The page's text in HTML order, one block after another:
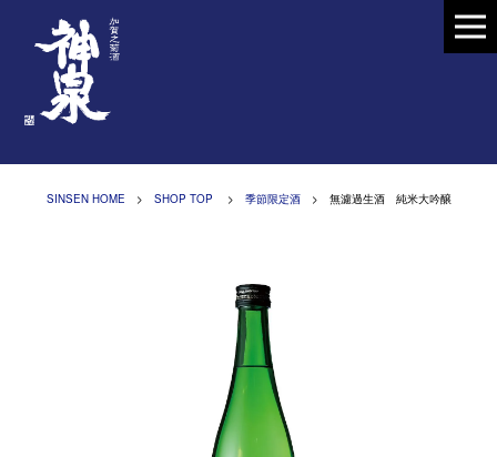
SINSEN HOME > SHOP TOP > 季節限定酒> 無濾過生酒 純米大吟醸